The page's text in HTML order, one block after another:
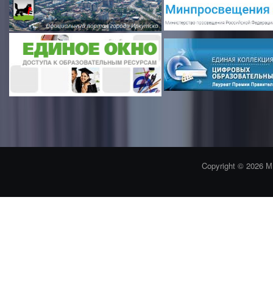
Copyright © 2026